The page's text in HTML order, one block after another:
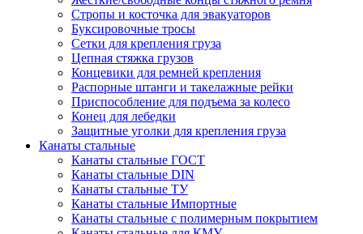
Стропы и косточка для эвакуаторов
Буксировочные тросы
Сетки для крепления груза
Цепная стяжка грузов
Концевики для ремней крепления
Распорные штанги и такелажные рейки
Приспособление для подъема за колесо
Конец для лебедки
Защитные уголки для крепления груза
Канаты стальные
Канаты стальные ГОСТ
Канаты стальные DIN
Канаты стальные ТУ
Канаты стальные Импортные
Канаты стальные с полимерным покрытием